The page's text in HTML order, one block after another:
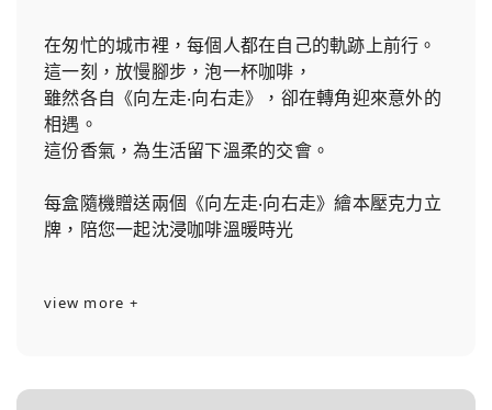
在匆忙的城市裡，每個人都在自己的軌跡上前行。
這一刻，放慢腳步，泡一杯咖啡，
雖然各自《向左走‧向右走》，卻在轉角迎來意外的
相遇。
這份香氣，為生活留下溫柔的交會。
每盒隨機贈送兩個《向左走‧向右走》繪本壓克力立
牌，陪您一起沈浸咖啡溫暖時光
view more +